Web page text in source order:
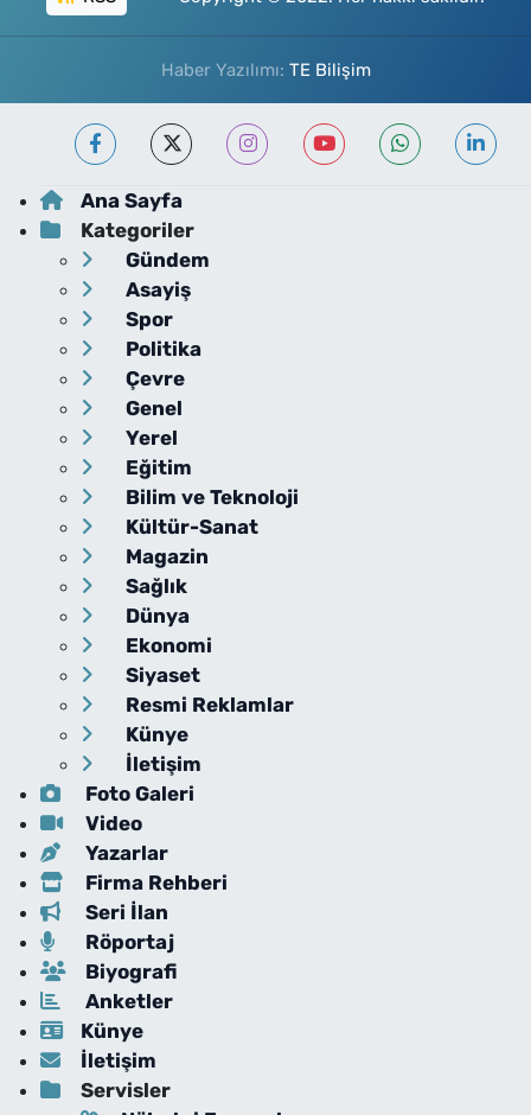
Haber Yazılımı: TE Bilişim
Ana Sayfa
Kategoriler
Gündem
Asayiş
Spor
Politika
Çevre
Genel
Yerel
Eğitim
Bilim ve Teknoloji
Kültür-Sanat
Magazin
Sağlık
Dünya
Ekonomi
Siyaset
Resmi Reklamlar
Künye
İletişim
Foto Galeri
Video
Yazarlar
Firma Rehberi
Seri İlan
Röportaj
Biyografi
Anketler
Künye
İletişim
Servisler